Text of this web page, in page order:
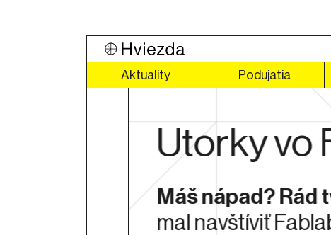
Aktuality Podujatia
Práca s
Nauč sa pracovať
vydrží dlhé roky.